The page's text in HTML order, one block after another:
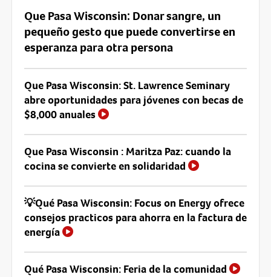
Que Pasa Wisconsin: Donar sangre, un
pequeño gesto que puede convertirse en
esperanza para otra persona
Que Pasa Wisconsin: St. Lawrence Seminary
abre oportunidades para jóvenes con becas de
$8,000 anuales
Que Pasa Wisconsin : Maritza Paz: cuando la
cocina se convierte en solidaridad
💡Qué Pasa Wisconsin: Focus on Energy ofrece
consejos practicos para ahorra en la factura de
energía
Qué Pasa Wisconsin: Feria de la comunidad